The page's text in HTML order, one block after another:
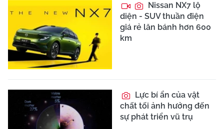
Nissan NX7 lộ
diện - SUV thuần điện
giá rẻ lăn bánh hơn 600
km
Lực bí ẩn của vật
chất tối ảnh hưởng đến
sự phát triển vũ trụ